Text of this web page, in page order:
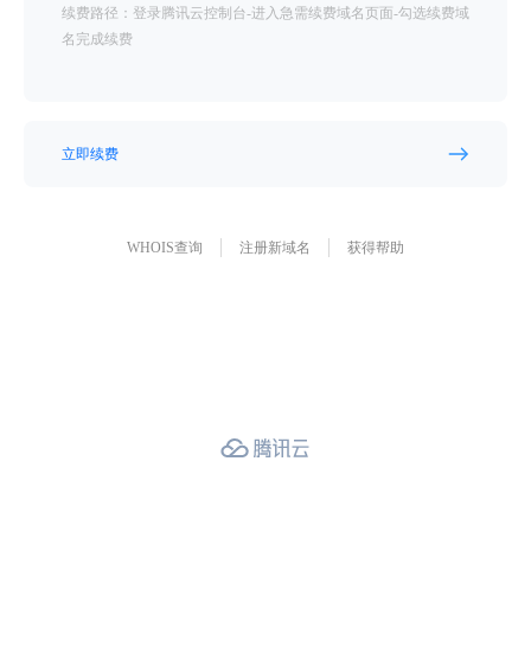
续费路径：登录腾讯云控制台-进入急需续费域名页面-勾选续费域
名完成续费
立即续费
WHOIS查询 注册新域名 获得帮助